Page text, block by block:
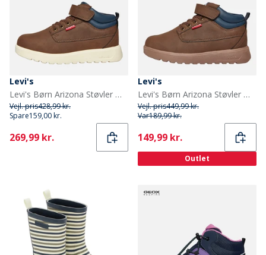
Levi's
Levi's Børn Arizona Støvler Mørke Brun 0018
Vejl. pris428,99 kr.
Spare159,00 kr.
Current
269,99 kr.
Levi's
Levi's Børn Arizona Støvler Mørke Brun 0018
Vejl. pris449,99 kr.
Var189,99 kr.
Current
149,99 kr.
Outlet